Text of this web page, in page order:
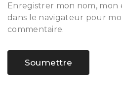
Enregistrer mon nom, mon
dans le navigateur pour
commentaire.